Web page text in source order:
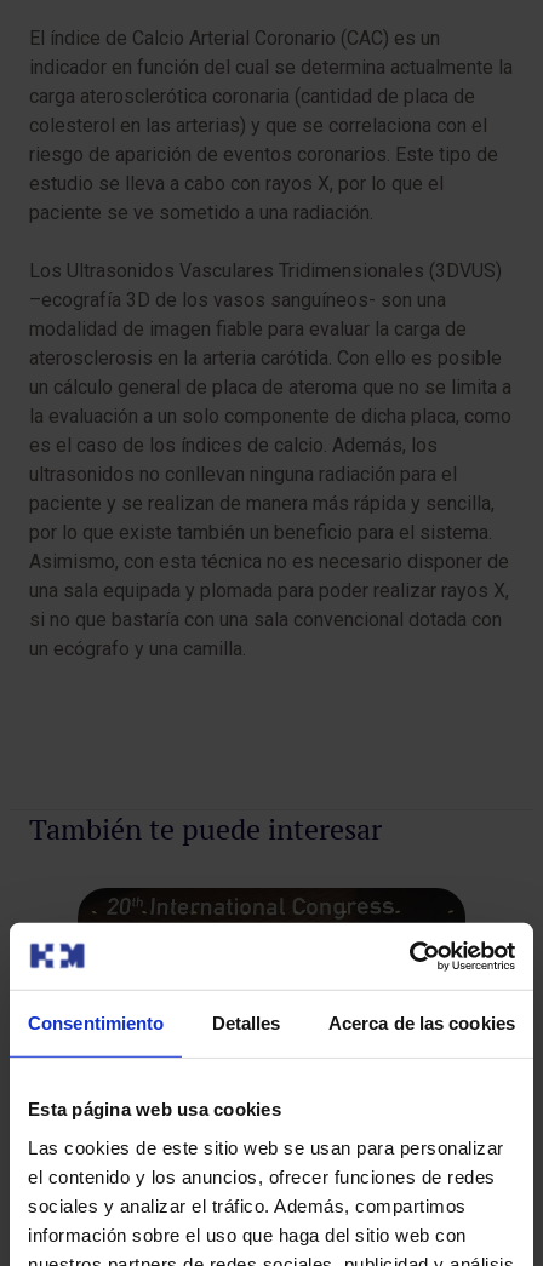
Consentimiento Detalles Acerca de las cookies
Esta página web usa cookies
Las cookies de este sitio web se usan para personalizar
el contenido y los anuncios, ofrecer funciones de redes
sociales y analizar el tráfico. Además, compartimos
información sobre el uso que haga del sitio web con
​​El índice de Calcio Arterial Coronario (CAC) es un
indicador en función del cual se determina actualmente la
carga aterosclerótica coronaria (cantidad de placa de
colesterol en las arterias) y que se correlaciona con el
riesgo de aparición de eventos coronarios. Este tipo de
estudio se lleva a cabo con rayos X, por lo que el
paciente se ve sometido a una radiación.
Los Ultrasonidos Vasculares Tridimensionales (3DVUS)
–ecografía 3D de los vasos sanguíneos- son una
modalidad de imagen fiable para evaluar la carga de
aterosclerosis en la arteria carótida. Con ello es posible
un cálculo general de placa de ateroma que no se limita a
la evaluación a un solo componente de dicha placa, como
es el caso de los índices de calcio. Además, los
ultrasonidos no conllevan ninguna radiación para el
paciente y se realizan de manera más rápida y sencilla,
por lo que existe también un beneficio para el sistema.
Asimismo, con esta técnica no es necesario disponer de
una sala equipada y plomada para poder realizar rayos X,
si no que bastaría con una sala convencional dotada con
un ecógrafo y una camilla.
También te puede interesar
El equipo HM CINAC asiste al Congreso
Internacional de Movement Disorders